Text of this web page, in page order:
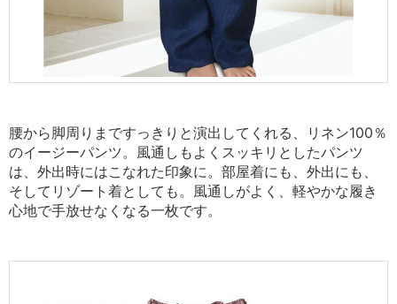
腰から脚周りまですっきりと演出してくれる、リネン100％
のイージーパンツ。 風通しもよくスッキリとしたパンツ
は、外出時にはこなれた印象に。 部屋着にも、外出にも、
そしてリゾート着としても。 風通しがよく、軽やかな履き
心地で手放せなくなる一枚です。